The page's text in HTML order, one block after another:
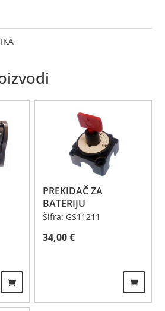
PREKIDAČ ZA
BATERIJU
Šifra: GS11211
34,00€